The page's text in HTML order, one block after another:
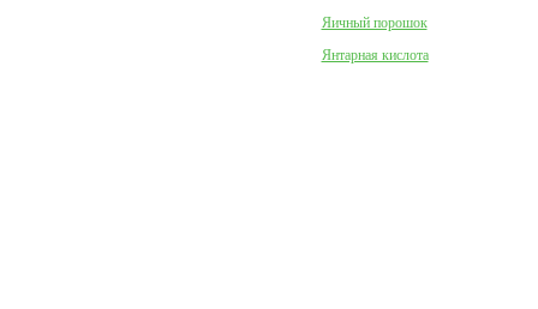
Яичный порошок
Янтарная кислота